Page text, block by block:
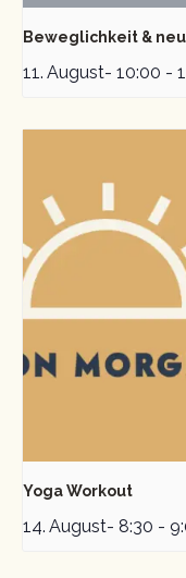
Beweglichkeit &
11. August- 10:00 -
Yoga Workout
14. August- 8:30 -